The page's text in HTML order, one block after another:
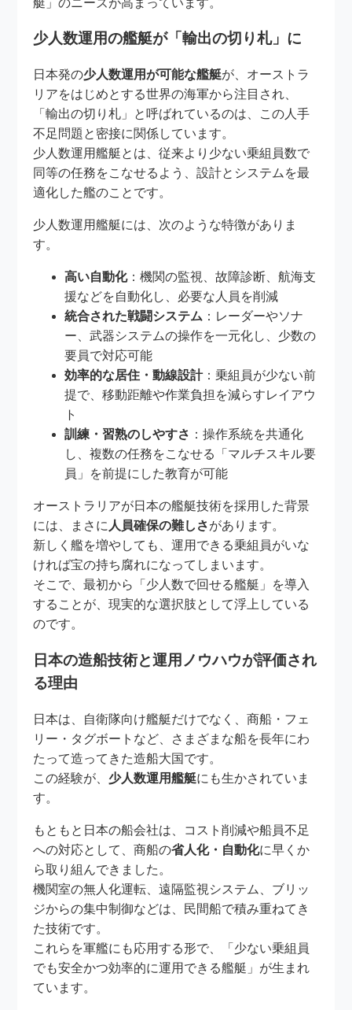
少人数運用の艦艇が「輸出の切り札」に
日本発の少人数運用が可能な艦艇が、オーストラ
リアをはじめとする世界の海軍から注目され、
「輸出の切り札」と呼ばれているのは、この人手
不足問題と密接に関係しています。
少人数運用艦艇とは、従来より少ない乗組員数で
同等の任務をこなせるよう、設計とシステムを最
適化した艦のことです。
少人数運用艦艇には、次のような特徴がありま
す。
高い自動化：機関の監視、故障診断、航海支
援などを自動化し、必要な人員を削減
統合された戦闘システム ：レーダーやソナ
ー、武器システムの操作を一元化し、少数の
要員で対応可能
効率的な居住・動線設計：乗組員が少ない前
提で、移動距離や作業負担を減らすレイアウ
ト
訓練・習熟のしやすさ ：操作系統を共通化
し、複数の任務をこなせる「マルチスキル要
員」を前提にした教育が可能
オーストラリアが日本の艦艇技術を採用した背景
には、まさに 人員確保の難しさがあります。
新しく艦を増やしても、運用できる乗組員がいな
ければ宝の持ち腐れになってしまいます。
そこで、最初から「少人数で回せる艦艇」を導入
することが、現実的な選択肢として浮上している
のです。
日本の造船技術と運用ノウハウが評価され
る理由
日本は、自衛隊向け艦艇だけでなく、商船・フェ
リー・タグボートなど、さまざまな船を長年にわ
たって造ってきた造船大国です。
この経験が、 少人数運用艦艇にも生かされていま
す。
もともと日本の船会社は、コスト削減や船員不足
への対応として、商船の省人化・自動化に早くか
ら取り組んできました。
機関室の無人化運転、遠隔監視システム、ブリッ
ジからの集中制御などは、民間船で積み重ねてき
た技術です。
これらを軍艦にも応用する形で、「少ない乗組員
でも安全かつ効率的に運用できる艦艇」が生まれ
ています。